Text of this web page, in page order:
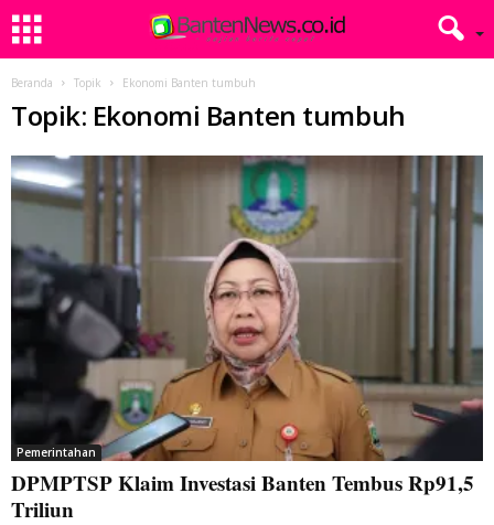
Beranda Topik Ekonomi Banten tumbuh
Topik: Ekonomi Banten tumbuh
Pemerintahan
DPMPTSP Klaim Investasi Banten Tembus Rp91,5
Triliun